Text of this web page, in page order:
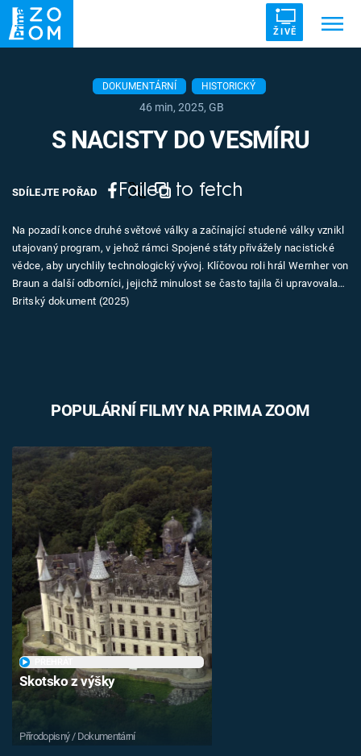
ŽIVĚ
ZRÁDCI UFO DRUHÁ SVĚTOVÁ VÁLKA
VETŘELCI DÁVNOVĚKU
Témata
Pořady
Sledujte prima+
Přihlášení
Sledujte nás
DOKUMENTÁRNÍ HISTORICKÝ
46 min, 2025, GB
S NACISTY DO VESMÍRU
Failed to fetch
SDÍLEJTE POŘAD
Na pozadí konce druhé světové války a začínající studené války vznikl
utajovaný program, v jehož rámci Spojené státy přivážely nacistické
vědce, aby urychlily technologický vývoj. Klíčovou roli hrál Wernher von
Braun a další odborníci, jejichž minulost se často tajila či upravovala…
Britský dokument (2025)
POPULÁRNÍ FILMY NA PRIMA ZOOM
Skotsko z výšky
Přírodopisný / Dokumentární